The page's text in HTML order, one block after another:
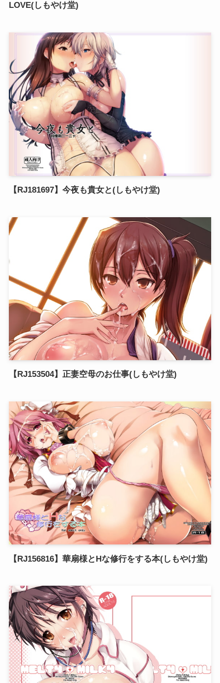
LOVE(しもやけ堂)
【RJ181697】今夜も貴女と(しもやけ堂)
【RJ153504】正妻空母のお仕事(しもやけ堂)
【RJ156816】華扇様とHな修行をする本(しもやけ堂)